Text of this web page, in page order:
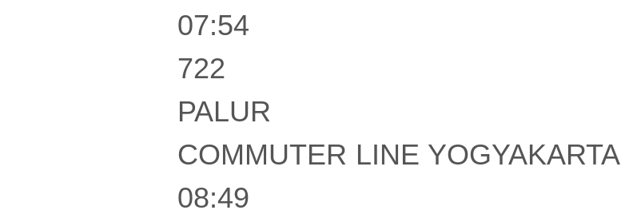
07:54
722
PALUR
COMMUTER LINE YOGYAKARTA
08:49